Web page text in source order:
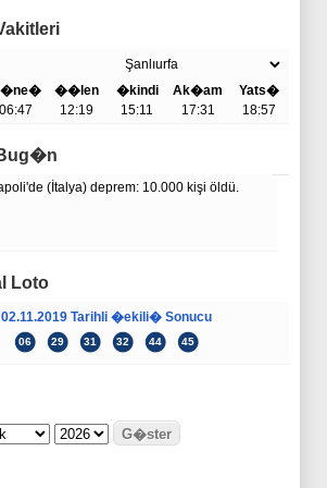
06:47
��len
12:19
�kindi
15:11
Ak�am
17:31
Yats�
18:57
(İtalya) deprem: 10.000 kişi öldü.
Loto
02.11.2019 Tarihli �ekili� Sonucu
06 29 31 32 44 45